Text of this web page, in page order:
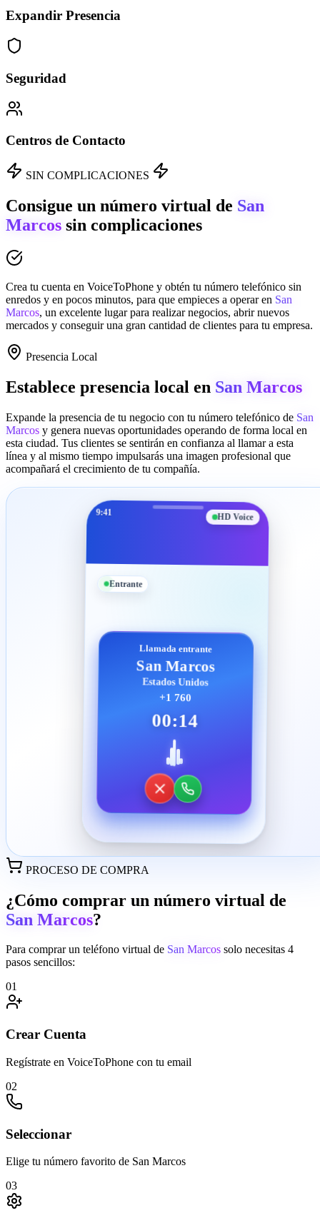
Expandir Presencia
Seguridad
Centros de Contacto
SIN COMPLICACIONES
Consigue un número virtual de San
Marcos sin complicaciones
Crea tu cuenta en VoiceToPhone y obtén tu número telefónico sin
enredos y en pocos minutos, para que empieces a operar en San
Marcos, un excelente lugar para realizar negocios, abrir nuevos
mercados y conseguir una gran cantidad de clientes para tu empresa.
Presencia Local
Establece presencia local en San Marcos
Expande la presencia de tu negocio con tu número telefónico de San
Marcos y genera nuevas oportunidades operando de forma local en
esta ciudad. Tus clientes se sentirán en confianza al llamar a esta
línea y al mismo tiempo impulsarás una imagen profesional que
acompañará el crecimiento de tu compañía.
9:41 HD Voice
Entrante
Llamada entrante
San Marcos
Estados Unidos
+1 760
00:14
PROCESO DE COMPRA
¿Cómo comprar un número virtual de
San Marcos?
Para comprar un teléfono virtual de San Marcos solo necesitas 4
pasos sencillos:
01
Crear Cuenta
Regístrate en VoiceToPhone con tu email
02
Seleccionar
Elige tu número favorito de San Marcos
03